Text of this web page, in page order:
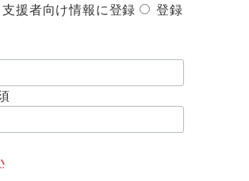
支援者向け情報に登録
登録